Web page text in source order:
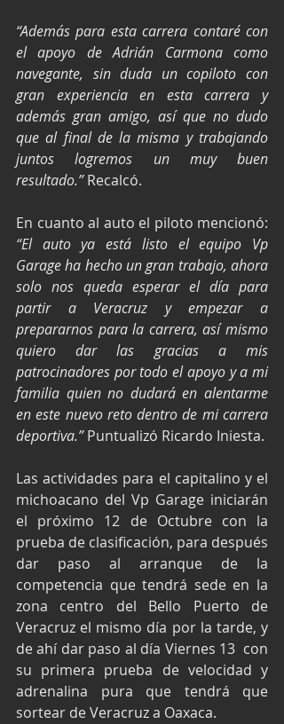
“Además para esta carrera contaré con
el apoyo de Adrián Carmona como
navegante, sin duda un copiloto con
gran experiencia en esta carrera y
además gran amigo, así que no dudo
que al final de la misma y trabajando
juntos logremos un muy buen
resultado.” Recalcó.
En cuanto al auto el piloto mencionó:
“El auto ya está listo el equipo Vp
Garage ha hecho un gran trabajo, ahora
solo nos queda esperar el día para
partir a Veracruz y empezar a
prepararnos para la carrera, así mismo
quiero dar las gracias a mis
patrocinadores por todo el apoyo y a mi
familia quien no dudará en alentarme
en este nuevo reto dentro de mi carrera
deportiva.” Puntualizó Ricardo Iniesta.
Las actividades para el capitalino y el
michoacano del Vp Garage iniciarán
el próximo 12 de Octubre con la
prueba de clasificación, para después
dar paso al arranque de la
competencia que tendrá sede en la
zona centro del Bello Puerto de
Veracruz el mismo día por la tarde, y
de ahí dar paso al día Viernes 13  con
su primera prueba de velocidad y
adrenalina pura que tendrá que
sortear de Veracruz a Oaxaca.